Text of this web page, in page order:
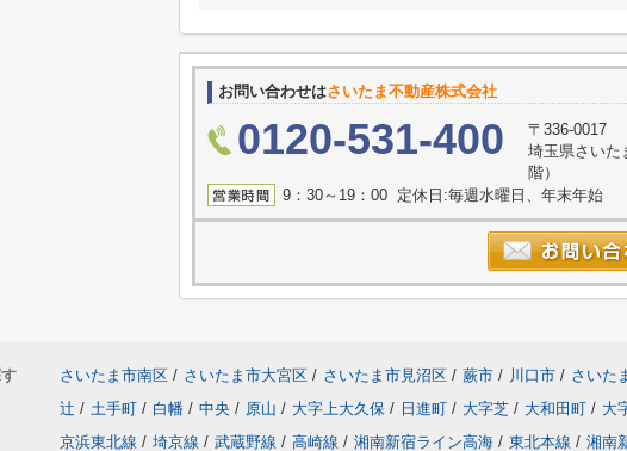
お問い合わせはさいたま不動産株式会社
0120-531-400
〒336-0017
埼玉県さいた
階）
9：30～19：00 定休日:毎週水曜日、年末年始
さいたま市南区 / さいたま市大宮区 / さいたま市見沼区 / 蕨市 / 川口市 / さいた
辻 / 土手町 / 白幡 / 中央 / 原山 / 大字上大久保 / 日進町 / 大字芝 / 大和田町 / 大
京浜東北線 / 埼京線 / 武蔵野線 / 高崎線 / 湘南新宿ライン高海 / 東北本線 / 湘南